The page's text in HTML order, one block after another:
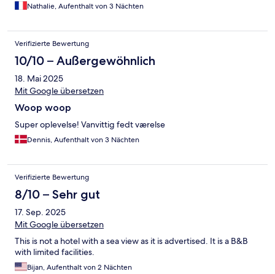
Nathalie, Aufenthalt von 3 Nächten
Verifizierte Bewertung
10/10 – Außergewöhnlich
18. Mai 2025
Mit Google übersetzen
Woop woop
Super oplevelse! Vanvittig fedt værelse
Dennis, Aufenthalt von 3 Nächten
Verifizierte Bewertung
8/10 – Sehr gut
17. Sep. 2025
Mit Google übersetzen
This is not a hotel with a sea view as it is advertised. It is a B&B
with limited facilities.
Bijan, Aufenthalt von 2 Nächten